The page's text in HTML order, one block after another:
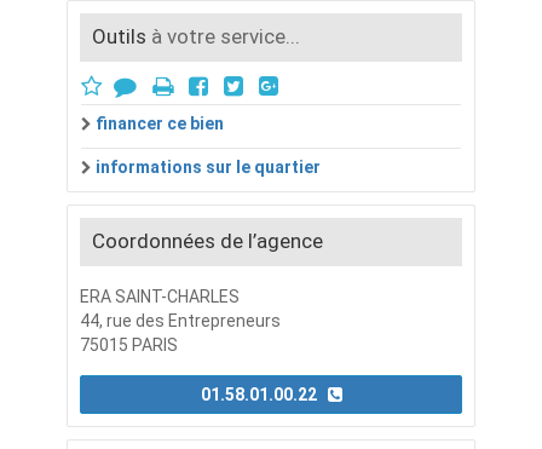
Outils à votre service...
financer ce bien
informations sur le quartier
Coordonnées de l’agence
ERA SAINT-CHARLES
44, rue des Entrepreneurs
75015 PARIS